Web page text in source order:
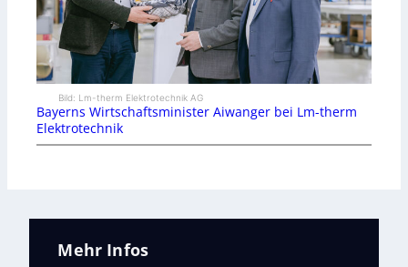
Bild: Lm-therm Elektrotechnik AG
Bayerns Wirtschaftsminister Aiwanger bei Lm-therm
Elektrotechnik
Mehr Infos